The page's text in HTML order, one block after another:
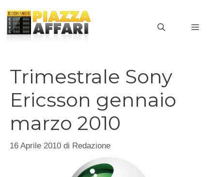
contenuto
Trimestrale Sony
Ericsson gennaio
marzo 2010
16 Aprile 2010 di Redazione